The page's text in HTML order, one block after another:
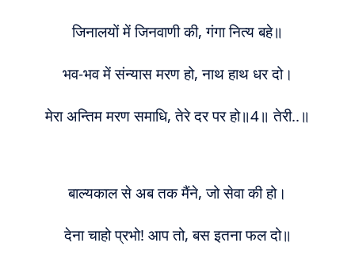
जिनालयों में जिनवाणी की, गंगा नित्य बहे॥
भव-भव में संन्यास मरण हो, नाथ हाथ धर दो।
मेरा अन्तिम मरण समाधि, तेरे दर पर हो॥4॥ तेरी..॥
बाल्यकाल से अब तक मैंने, जो सेवा की हो।
देना चाहो प्रभो! आप तो, बस इतना फल दो॥